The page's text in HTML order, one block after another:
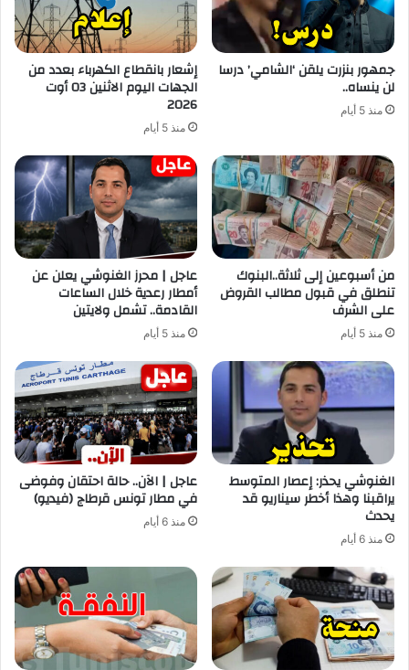
جمهور بنزرت يلقن ‘الشامي’ درسا
لن ينساه..
منذ 5 أيام
إشعار بانقطاع الكهرباء بعدد من
الجهات اليوم الاثنين 03 أوت
2026
منذ 5 أيام
من أسبوعين إلى ثلاثة..البنوك
تنطلق في قبول مطالب القروض
على الشرف
منذ 5 أيام
عاجل | محرز الغنوشي يعلن عن
أمطار رعدية خلال الساعات
القادمة.. تشمل ولايتين
منذ 5 أيام
الغنوشي يحذر: إعصار المتوسط
يراقبنا وهذا أخطر سيناريو قد
يحدث
منذ 6 أيام
عاجل | الآن.. حالة احتقان وفوضى
في مطار تونس قرطاج (فيديو)
منذ 6 أيام